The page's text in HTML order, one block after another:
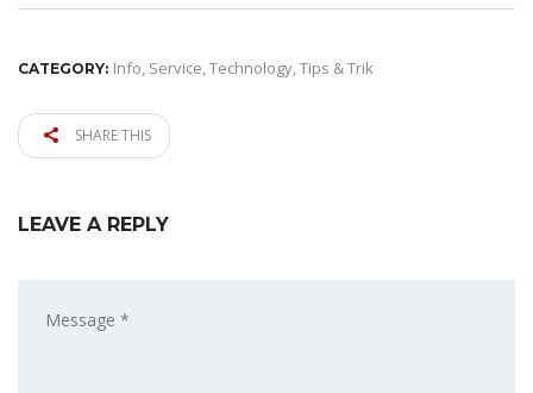
CATEGORY: Info, Service,Technology,Tips & Trik
SHARE THIS
LEAVE A REPLY